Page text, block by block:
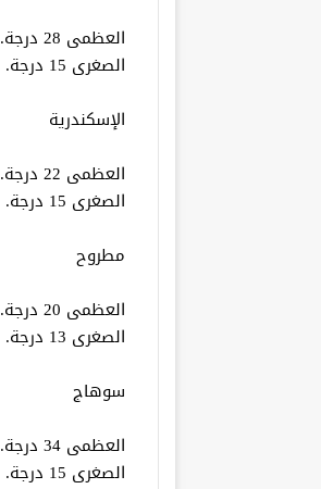
العظمى 28 درجة.
الصغرى 15 درجة.
الإسكندرية
العظمى 22 درجة.
الصغرى 15 درجة.
مطروح
العظمى 20 درجة.
الصغرى 13 درجة.
سوهاج
العظمى 34 درجة.
الصغرى 15 درجة.